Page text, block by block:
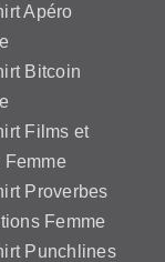
Apéro
Bitcoin
Films et
Femme
Proverbes
Femme
Punchlines